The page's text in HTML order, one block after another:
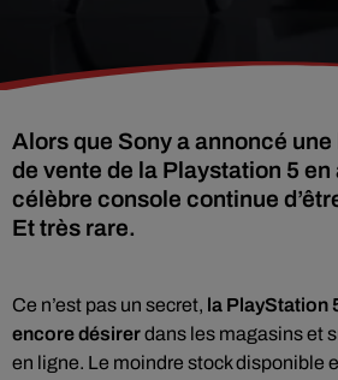
Alors que Sony a annoncé
de vente de la Playstation 5
célèbre console continue
Et très rare.
Ce n’est pas un secret, la PlayStation
encore désirerdans les magasins et
en ligne. Le moindre stock disponible